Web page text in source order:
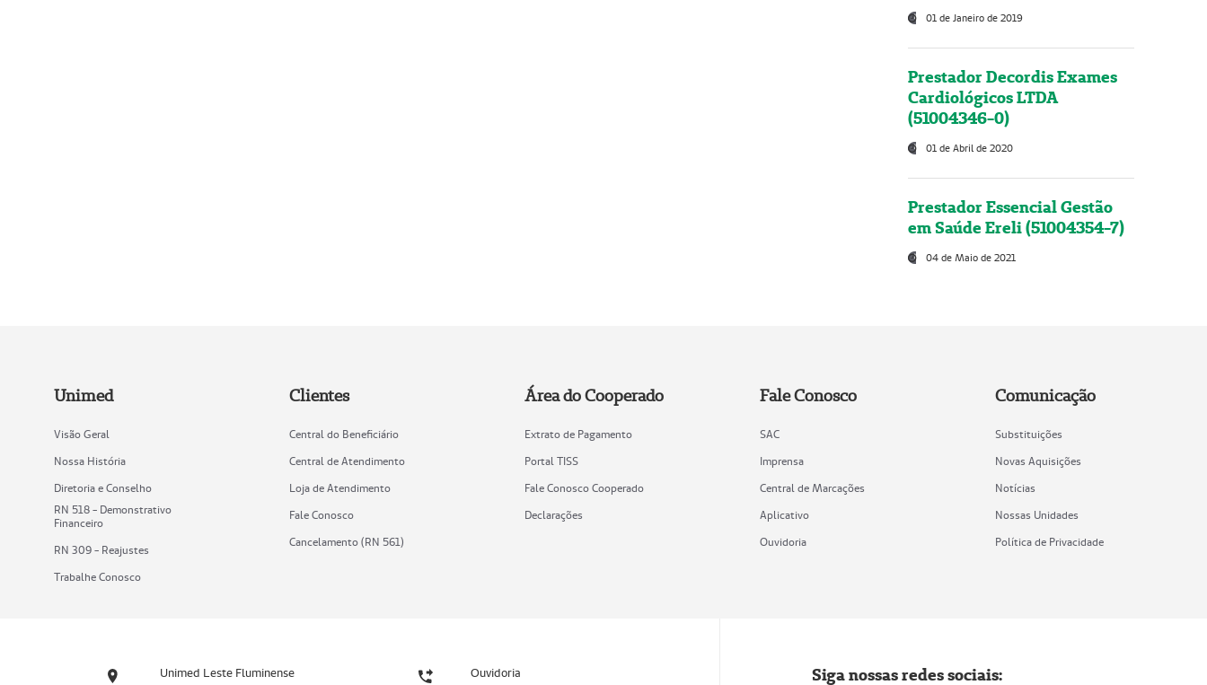
01 de Janeiro de 2019
Prestador Decordis Exames
Cardiológicos LTDA
(51004346-0)
01 de Abril de 2020
Prestador Essencial Gestão
em Saúde Ereli (51004354-7)
04 de Maio de 2021
Unimed
Visão Geral
Nossa História
Diretoria e Conselho
RN 518 - Demonstrativo
Financeiro
RN 309 - Reajustes
Trabalhe Conosco
Clientes
Central do Beneficiário
Central de Atendimento
Loja de Atendimento
Fale Conosco
Cancelamento (RN 561)
Área do Cooperado
Extrato de Pagamento
Portal TISS
Fale Conosco Cooperado
Declarações
Fale Conosco
SAC
Imprensa
Central de Marcações
Aplicativo
Ouvidoria
Comunicação
Substituições
Novas Aquisições
Notícias
Nossas Unidades
Política de Privacidade
Unimed Leste Fluminense Ouvidoria Siga nossas redes sociais: